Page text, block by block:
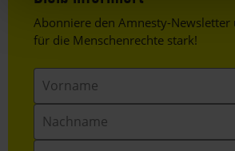
Header
Text
Abonniere den Amnesty-Newsletter
für die Menschenrechte stark!